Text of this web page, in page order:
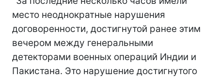
место неоднократные нарушения
договоренности, достигнутой ранее этим
вечером между генеральными
детекторами военных операций Индии и
Пакистана. Это нарушение достигнутого